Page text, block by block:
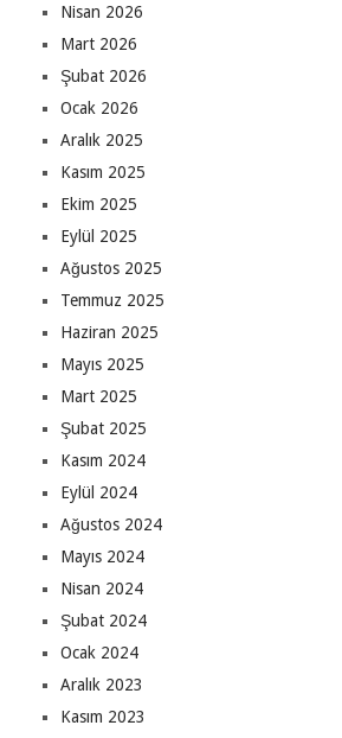
Nisan 2026
Mart 2026
Şubat 2026
Ocak 2026
Aralık 2025
Kasım 2025
Ekim 2025
Eylül 2025
Ağustos 2025
Temmuz 2025
Haziran 2025
Mayıs 2025
Mart 2025
Şubat 2025
Kasım 2024
Eylül 2024
Ağustos 2024
Mayıs 2024
Nisan 2024
Şubat 2024
Ocak 2024
Aralık 2023
Kasım 2023